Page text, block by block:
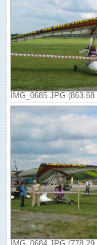
IMG_0685.JPG